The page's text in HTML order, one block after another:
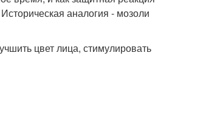
аналогия - мозоли
цвет лица, стимулировать